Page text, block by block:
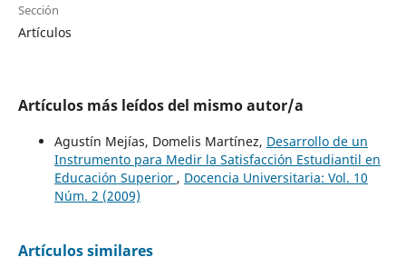
Sección
Artículos
Artículos más leídos del mismo autor/a
Agustín Mejías, Domelis Martínez, Desarrollo de un
Instrumento para Medir la Satisfacción Estudiantil en
Educación Superior , Docencia Universitaria: Vol. 10
Núm. 2 (2009)
Artículos similares